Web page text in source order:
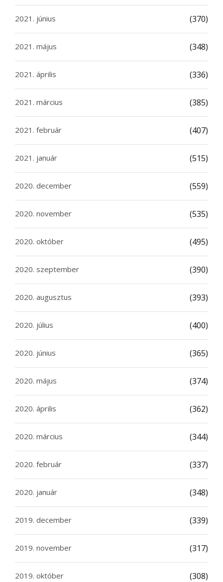
2021. június (370)
2021. május (348)
2021. április (336)
2021. március (385)
2021. február (407)
2021. január (515)
2020. december (559)
2020. november (535)
2020. október (495)
2020. szeptember (390)
2020. augusztus (393)
2020. július (400)
2020. június (365)
2020. május (374)
2020. április (362)
2020. március (344)
2020. február (337)
2020. január (348)
2019. december (339)
2019. november (317)
2019. október (308)